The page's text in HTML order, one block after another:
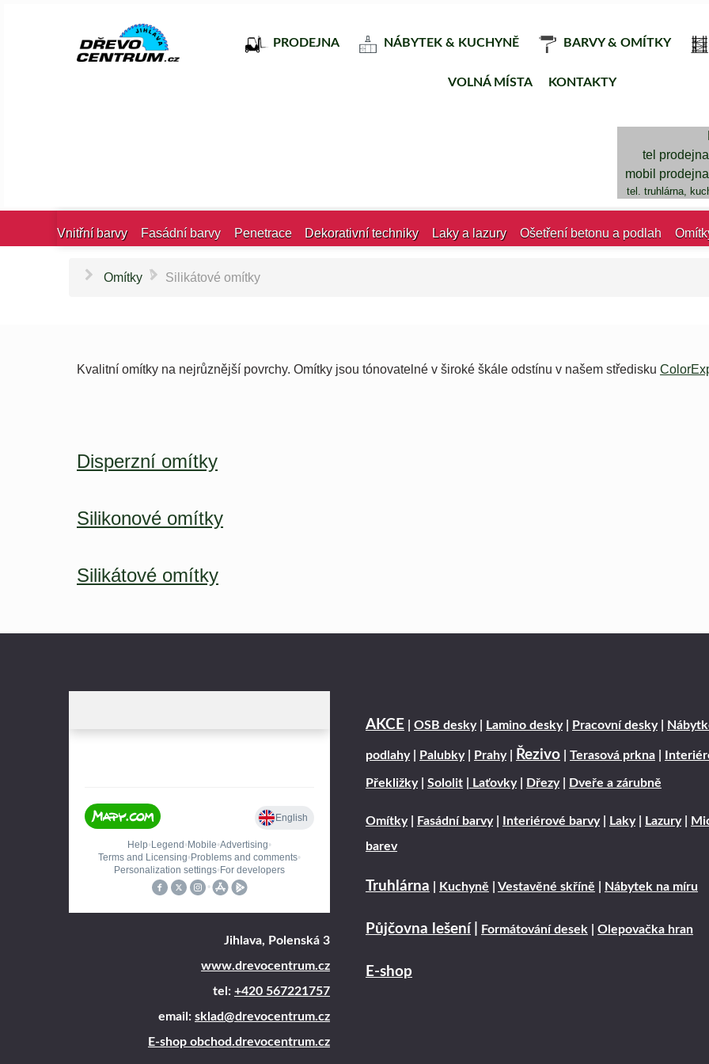
PRODEJNA NÁBYTEK & KUCHYNĚ BARVY & OMÍTKY
VOLNÁ MÍSTA KONTAKTY
tel
mobil
tel. truhlárna,
Vnitřní barvy Fasádní barvy Penetrace Dekorativní techniky Laky a lazury Ošetření betonu a podlah
Omítky \ Silikátové omítky
Kvalitní omítky na nejrůznější povrchy. Omítky jsou tónovatelné v široké škále odstínu v našem středisku
Disperzní omítky
Silikonové omítky
Silikátové omítky
Jihlava, Polenská 3
www.drevocentrum.cz
tel: +420 567221757
email: sklad@drevocentrum.cz
E-shop obchod.drevocentrum.cz
AKCE OSB desky| Lamino desky| Pracovní desky|
podlahy| Palubky| Prahy| Řezivo Terasová prkna
Překližky| Sololit Laťovky| Dřezy| Dveře a zárubně
Omítky| Fasádní barvy| Interiérové barvy| Laky| Lazury|
barev
Truhlárna Kuchyně Vestavěné skříně Nábytek na míru
Půjčovna lešení Formátování desek Olepovačka hran
E-shop